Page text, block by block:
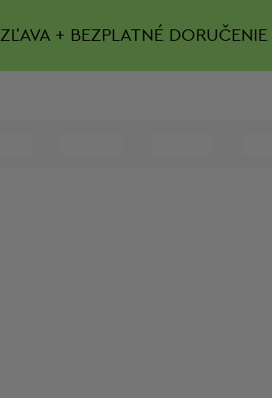
ZĽAVA + BEZPLATNÉ DORUČENIE